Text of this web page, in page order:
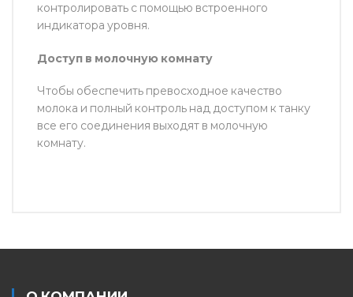
контролировать с помощью встроенного
индикатора уровня.
Доступ в молочную комнату
Чтобы обеспечить превосходное качество
молока и полный контроль над доступом к танку
все его соединения выходят в молочную
комнату.